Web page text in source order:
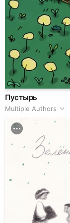
Пустырь
Multiple Authors